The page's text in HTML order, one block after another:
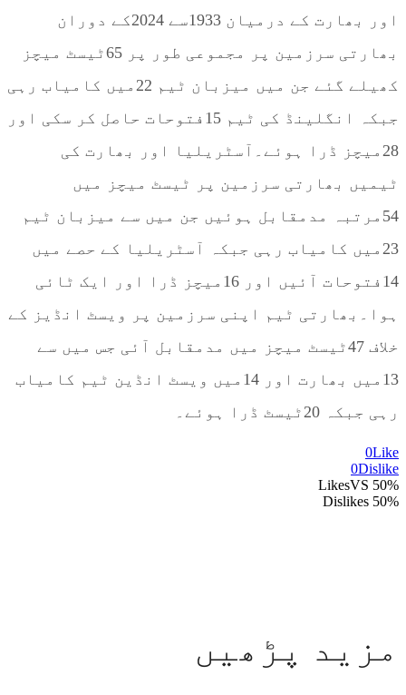
اور بھارت کے درمیان 1933سے 2024کے دوران
بھارتی سرزمین پر مجموعی طور پر 65ٹیسٹ میچز
کھیلے گئے جن میں میزبان ٹیم 22میں کامیاب رہی
جبکہ انگلینڈ کی ٹیم 15فتوحات حاصل کر سکی اور
28میچز ڈرا ہوئے۔آسٹریلیا اور بھارت کی
ٹیمیں بھارتی سرزمین پر ٹیسٹ میچز میں
54مرتبہ مدمقابل ہوئیں جن میں سے میزبان ٹیم
23میں کامیاب رہی جبکہ آسٹریلیا کے حصے میں
14فتوحات آئیں اور 16میچز ڈرا اور ایک ٹائی
ہوا۔بھارتی ٹیم اپنی سرزمین پر ویسٹ انڈیز کے
خلاف 47ٹیسٹ میچز میں مدمقابل آئی جس میں سے
13میں بھارت اور 14میں ویسٹ انڈین ٹیم کامیاب
رہی جبکہ 20ٹیسٹ ڈرا ہوئے۔
0Like
0Dislike
50% Likes
VS
50% Dislikes
مزید پڑھیں